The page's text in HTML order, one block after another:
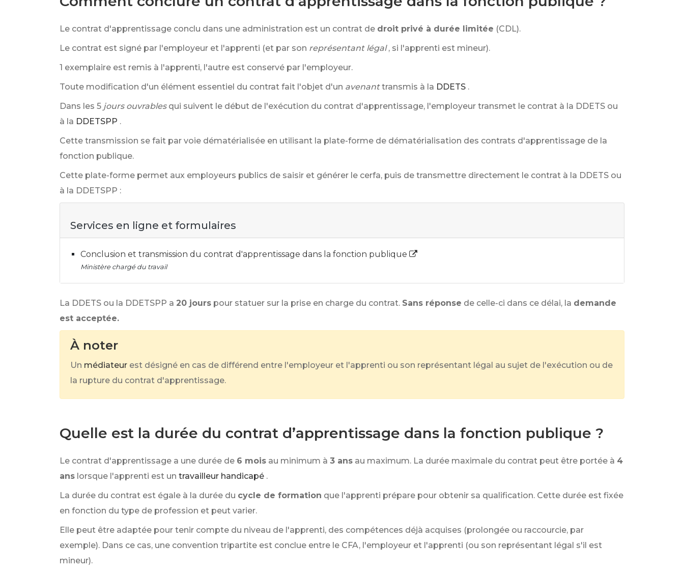
Le contrat d'apprentissage conclu dans une administration est un contrat de droit privé à durée limitée (CDL).
Le contrat est signé par l'employeur et l'apprenti (et par son représentant légal , si l'apprenti est mineur).
1 exemplaire est remis à l'apprenti, l'autre est conservé par l'employeur.
Toute modification d'un élément essentiel du contrat fait l'objet d'un avenant transmis à la DDETS .
Dans les 5 jours ouvrables qui suivent le début de l'exécution du contrat d'apprentissage, l'employeur transmet le contrat à la DDETS ou
à la DDETSPP .
Cette transmission se fait par voie dématérialisée en utilisant la plate-forme de dématérialisation des contrats d'apprentissage de la
fonction publique.
Cette plate-forme permet aux employeurs publics de saisir et générer le cerfa, puis de transmettre directement le contrat à la DDETS ou
à la DDETSPP :
Services en ligne et formulaires
Conclusion et transmission du contrat d'apprentissage dans la fonction publique
Ministère chargé du travail
La DDETS ou la DDETSPP a 20 jours pour statuer sur la prise en charge du contrat. Sans réponse de celle-ci dans ce délai, la demande
est acceptée.
À noter
Un médiateur est désigné en cas de différend entre l'employeur et l'apprenti ou son représentant légal au sujet de l'exécution ou de
la rupture du contrat d'apprentissage.
Quelle est la durée du contrat d’apprentissage dans la fonction publique ?
Le contrat d'apprentissage a une durée de 6 mois au minimum à 3 ans au maximum. La durée maximale du contrat peut être portée à 4
ans lorsque l'apprenti est un travailleur handicapé .
La durée du contrat est égale à la durée du cycle de formation que l'apprenti prépare pour obtenir sa qualification. Cette durée est fixée
en fonction du type de profession et peut varier.
Elle peut être adaptée pour tenir compte du niveau de l'apprenti, des compétences déjà acquises (prolongée ou raccourcie, par
exemple). Dans ce cas, une convention tripartite est conclue entre le CFA, l'employeur et l'apprenti (ou son représentant légal s'il est
mineur).